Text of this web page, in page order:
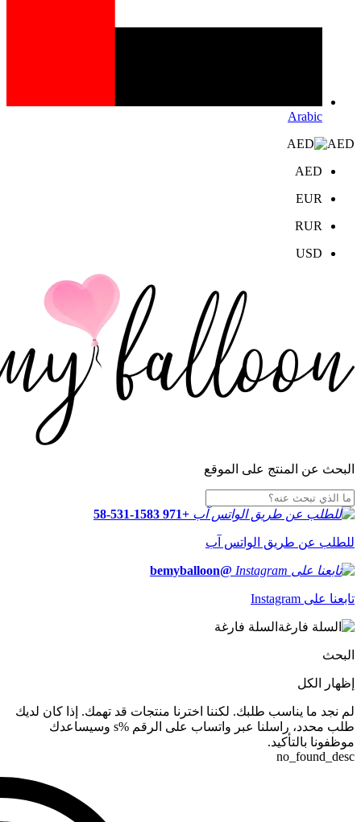
Arabic
AED
AED
EUR
RUR
USD
البحث عن المنتج على الموقع
+971 58-531-1583
للطلب عن طريق الواتس آب
@bemyballoon
تابعنا على Instagram
السلة فارغة
البحث
إظهار الكل
لم نجد ما يناسب طلبك. لكننا اخترنا منتجات قد تهمك. إذا كان لديك
طلب محدد، راسلنا عبر واتساب على الرقم %s وسيساعدك
موظفونا بالتأكيد.
no_found_desc